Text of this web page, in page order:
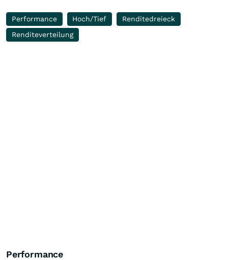
Performance Hoch/Tief
Renditedreieck
Renditeverteilung
Performance